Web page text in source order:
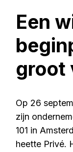
Een
groot
Op 26
zijn
101 in
heette Privé.